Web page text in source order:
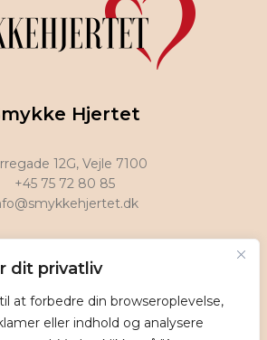
dit privatliv
at forbedre din browseroplevelse,
eller indhold og analysere
Hjertet
12G, Vejle 7100
+45 75 72 80 85